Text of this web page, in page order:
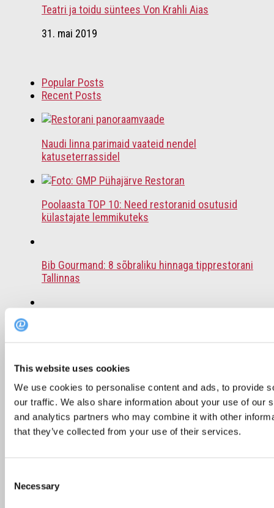
This website uses cookies
We use cookies to personalise content and ads, to provide
our traffic. We also share information about your use of our
and analytics partners who may combine it with other
that they’ve collected from your use of their services.
Selection
Necessary
Teatri ja toidu süntees Von Krahli Aias
31. mai 2019
Popular Posts
Recent Posts
Naudi linna parimaid vaateid nendel
katuseterrassidel
Poolaasta TOP 10: Need restoranid osutusid
külastajate lemmikuteks
Bib Gourmand: 8 sõbraliku hinnaga tipprestorani
Tallinnas
Tallinna väliterrassid – vaata, kus väljas
einestada
Milliseid restorane eelistasid külastajad 2015.